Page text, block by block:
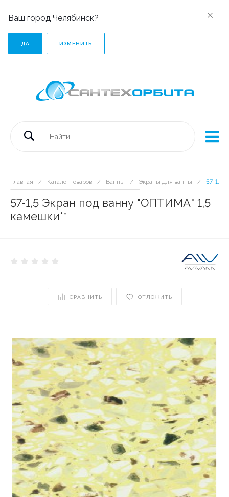
Ваш город Челябинск?
ДА ИЗМЕНИТЬ
Главная / Каталог товаров / Ванны / Экраны для ванны / 57-1,5
57-1,5 Экран под ванну "ОПТИМА" 1,5
камешки**
СРАВНИТЬ ОТЛОЖИТЬ